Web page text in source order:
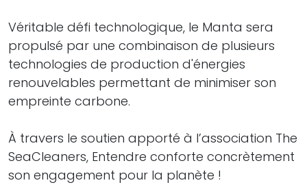
Véritable défi technologique, le Manta sera
propulsé par une combinaison de plusieurs
technologies de production d'énergies
renouvelables permettant de minimiser son
empreinte carbone.
À travers le soutien apporté à l’association The
SeaCleaners, Entendre conforte concrètement
son engagement pour la planète !